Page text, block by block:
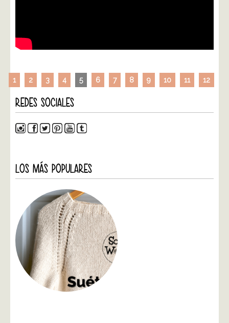
1 2 3 4 5 6 7 8 9 10 11 12
REDES SOCIALES
LOS MÁS POPULARES